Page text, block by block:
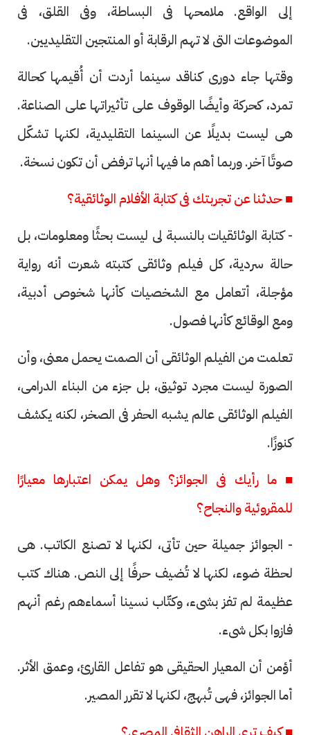
إلى الواقع. ملامحها فى البساطة، وفى القلق، فى
الموضوعات التى لا تهم الرقابة أو المنتجين التقليديين.
وقتها جاء دورى كناقد سينما أردت أن أُقيمها كحالة
تمرد، كحركة وأيضًا الوقوف على تأثيراتها على الصناعة.
هى ليست بديلًا عن السينما التقليدية، لكنها تشكّل
صوتًا آخر. وربما أهم ما فيها أنها ترفض أن تكون نسخة.
■ حدثنا عن تجربتك فى كتابة الأفلام الوثائقية؟
- كتابة الوثائقيات بالنسبة لى ليست بحثًا ومعلومات، بل
حالة سردية، كل فيلم وثائقى كتبته شعرت أنه رواية
مؤجلة، أتعامل مع الشخصيات كأنها شخوص أدبية،
ومع الوقائع كأنها فصول.
تعلمت من الفيلم الوثائقى أن الصمت يحمل معنى، وأن
الصورة ليست مجرد توثيق، بل جزء من البناء الدرامى،
الفيلم الوثائقى عالم يشبه الحفر فى الصخر، لكنه يكشف
كنوزًا.
■ ما رأيك فى الجوائز؟ وهل يمكن اعتبارها معيارًا
للمقروئية والنجاح؟
- الجوائز جميلة حين تأتى، لكنها لا تصنع الكاتب. هى
لحظة ضوء، لكنها لا تُضيف حرفًا إلى النص. هناك كتب
عظيمة لم تفز بشىء، وكتّاب نسينا أسماءهم رغم أنهم
فازوا بكل شىء.
أؤمن أن المعيار الحقيقى هو تفاعل القارئ، وعمق الأثر.
أما الجوائز، فهى تُبهج، لكنها لا تقرر المصير.